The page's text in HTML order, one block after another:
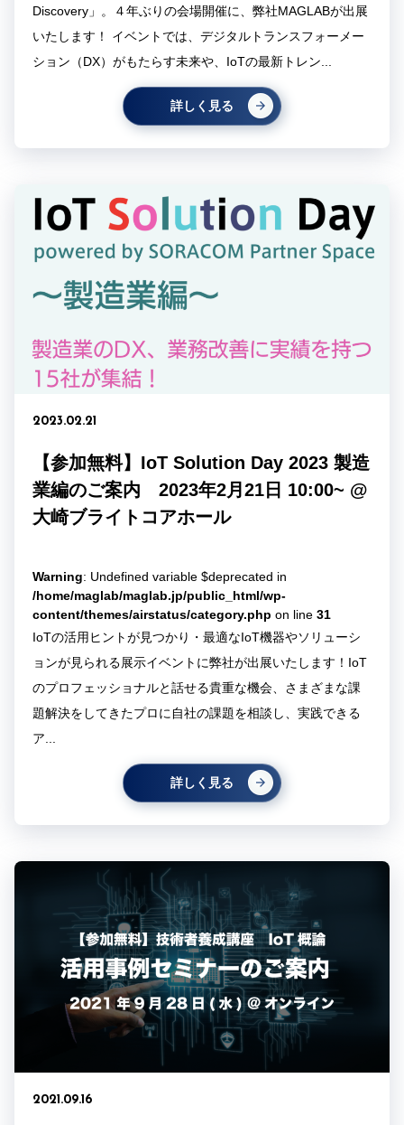
Discovery」。４年ぶりの会場開催に、弊社MAGLABが出展
いたします！ イベントでは、デジタルトランスフォーメー
ション（DX）がもたらす未来や、IoTの最新トレン...
詳しく見る
2023.02.21
【参加無料】IoT Solution Day 2023 製造
業編のご案内 2023年2月21日 10:00~ @
大崎ブライトコアホール
Warning: Undefined variable $deprecated in
/home/maglab/maglab.jp/public_html/wp-
content/themes/airstatus/category.php on line 31
IoTの活用ヒントが見つかり・最適なIoT機器やソリューシ
ョンが見られる展示イベントに弊社が出展いたします！IoT
のプロフェッショナルと話せる貴重な機会、さまざまな課
題解決をしてきたプロに自社の課題を相談し、実践できる
ア...
詳しく見る
2021.09.16